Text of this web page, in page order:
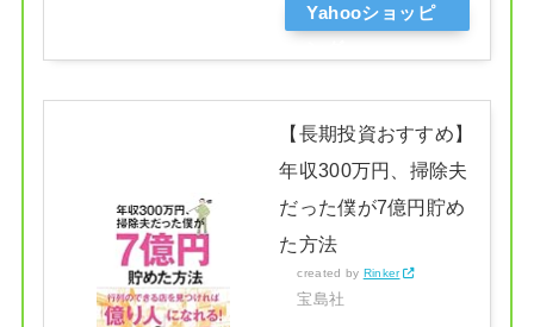
Yahooショッピ
【長期投資おすすめ】
年収300万円、掃除夫
だった僕が7億円貯め
た方法
created by Rinker
宝島社